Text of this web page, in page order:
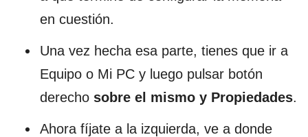
en cuestión.
Una vez hecha esa parte, tienes que ir a
Equipo o Mi PC y luego pulsar botón
derecho sobre el mismo y Propiedades.
Ahora fíjate a la izquierda, ve a donde